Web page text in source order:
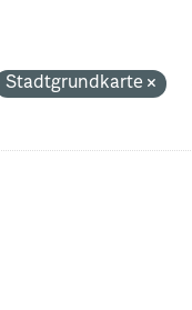
Stadtgrundkarte